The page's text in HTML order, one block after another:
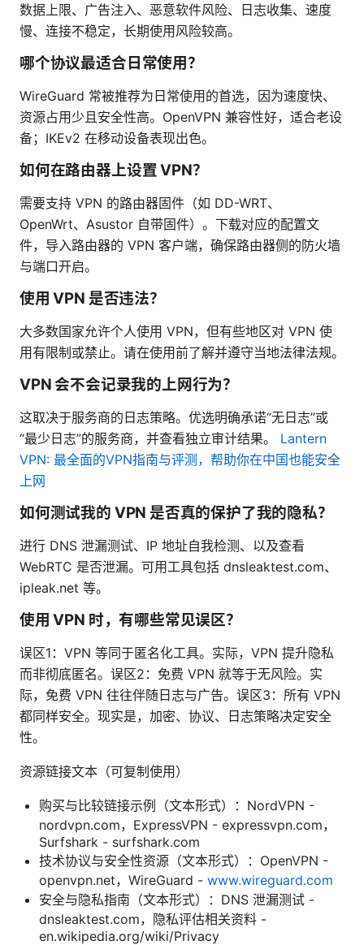
数据上限、广告注入、恶意软件风险、日志收集、速度
慢、连接不稳定，长期使用风险较高。
哪个协议最适合日常使用？
WireGuard 常被推荐为日常使用的首选，因为速度快、
资源占用少且安全性高。OpenVPN 兼容性好，适合老设
备；IKEv2 在移动设备表现出色。
如何在路由器上设置 VPN？
需要支持 VPN 的路由器固件（如 DD-WRT、
OpenWrt、Asustor 自带固件）。下载对应的配置文
件，导入路由器的 VPN 客户端，确保路由器侧的防火墙
与端口开启。
使用 VPN 是否违法？
大多数国家允许个人使用 VPN，但有些地区对 VPN 使
用有限制或禁止。请在使用前了解并遵守当地法律法规。
VPN 会不会记录我的上网行为？
这取决于服务商的日志策略。优选明确承诺“无日志”或
“最少日志”的服务商，并查看独立审计结果。 Lantern
VPN: 最全面的VPN指南与评测，帮助你在中国也能安全
上网
如何测试我的 VPN 是否真的保护了我的隐私？
进行 DNS 泄漏测试、IP 地址自我检测、以及查看
WebRTC 是否泄漏。可用工具包括 dnsleaktest.com、
ipleak.net 等。
使用 VPN 时，有哪些常见误区？
误区1：VPN 等同于匿名化工具。实际，VPN 提升隐私
而非彻底匿名。误区2：免费 VPN 就等于无风险。实
际，免费 VPN 往往伴随日志与广告。误区3：所有 VPN
都同样安全。现实是，加密、协议、日志策略决定安全
性。
资源链接文本（可复制使用）
购买与比较链接示例（文本形式）：NordVPN -
nordvpn.com，ExpressVPN - expressvpn.com，
Surfshark - surfshark.com
技术协议与安全性资源（文本形式）：OpenVPN -
openvpn.net，WireGuard - www.wireguard.com
安全与隐私指南（文本形式）：DNS 泄漏测试 -
dnsleaktest.com，隐私评估相关资料 -
en.wikipedia.org/wiki/Privacy